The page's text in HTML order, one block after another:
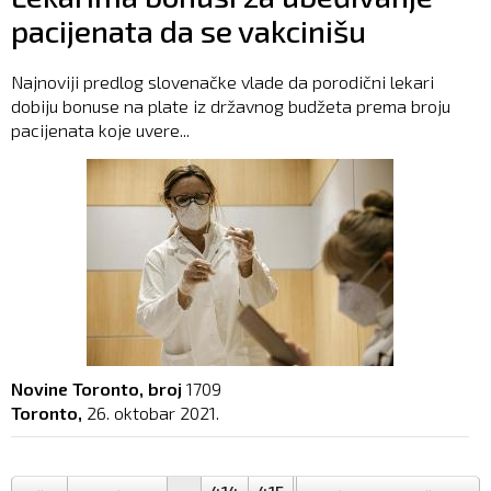
pacijenata da se vakcinišu
Najnoviji predlog slovenačke vlade da porodični lekari
dobiju bonuse na plate iz državnog budžeta prema broju
pacijenata koje uvere...
Novine Toronto, broj 1709
Toronto, 26. oktobar 2021.
Pages